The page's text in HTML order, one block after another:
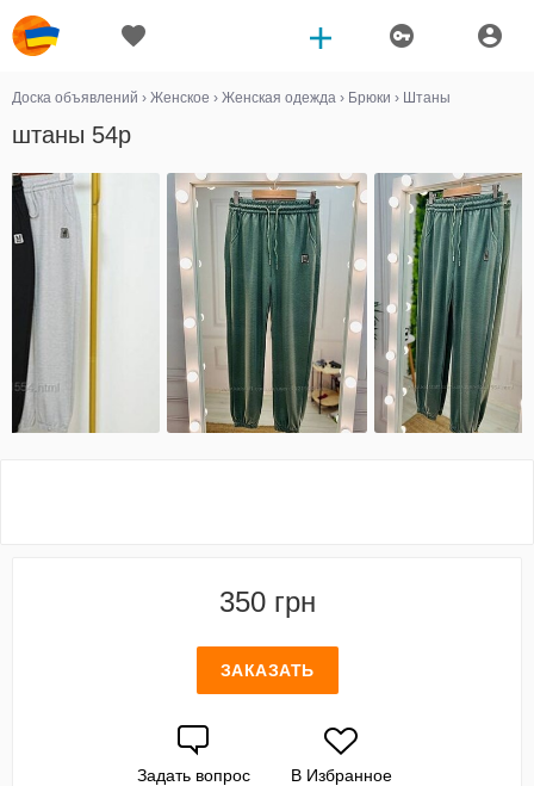
Доска объявлений › Женское › Женская одежда › Брюки › Штаны
штаны 54р
350 грн
ЗАКАЗАТЬ
Задать вопрос В Избранное